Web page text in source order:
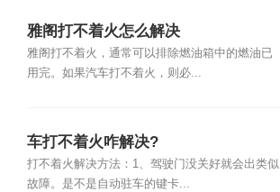
雅阁打不着火怎么解决
雅阁打不着火，通常可以排除燃油箱中的燃油已
用完。如果汽车打不着火，则必...
车打不着火咋解决?
打不着火解决方法：1、驾驶门没关好就会出类似
故障。是不是自动驻车的键卡...